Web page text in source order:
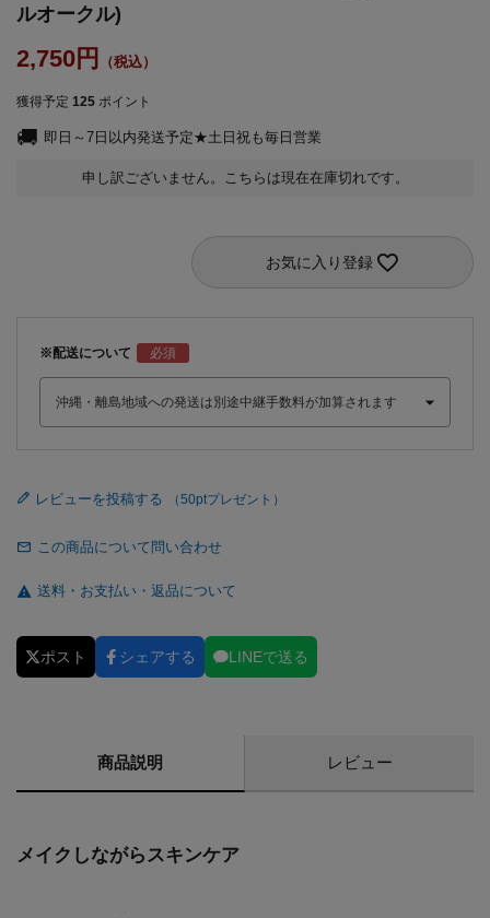
ルオークル)
2,750
獲得予定 125 ポイント
即日～7日以内発送予定★土日祝も毎日営業
申し訳ございません。こちらは現在在庫切れです。
お気に入り登録
※配送について
レビューを投稿する
この商品について問い合わせ
送料・お支払い・返品について
ポスト シェアする LINEで送る
商品説明 レビュー
メイクしながらスキンケア